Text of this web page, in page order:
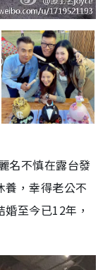
名不慎在露台發
養，幸得老公不
至今已12年，